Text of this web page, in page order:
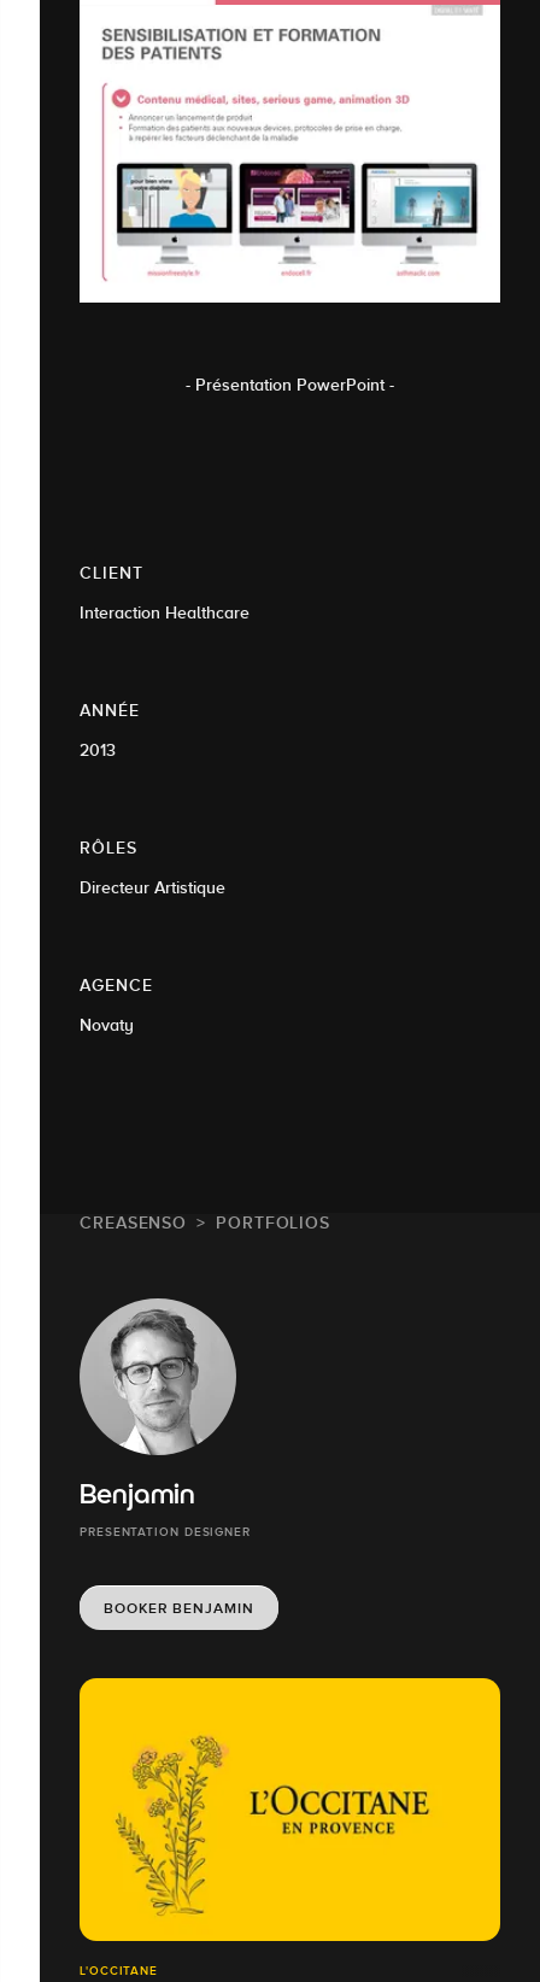
- Présentation PowerPoint -
CLIENT
Interaction Healthcare
ANNÉE
2013
RÔLES
Directeur Artistique
AGENCE
Novaty
CREASENSO PORTFOLIOS
Benjamin
PRESENTATION DESIGNER
BOOKER BENJAMIN
L'OCCITANE